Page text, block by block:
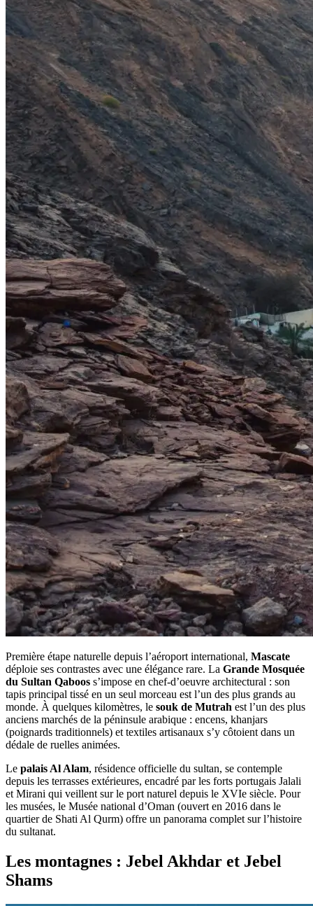
Première étape naturelle depuis l’aéroport international, Mascate
déploie ses contrastes avec une élégance rare. La Grande Mosquée
du Sultan Qaboos s’impose en chef-d’oeuvre architectural : son
tapis principal tissé en un seul morceau est l’un des plus grands au
monde. À quelques kilomètres, le souk de Mutrah est l’un des plus
anciens marchés de la péninsule arabique : encens, khanjars
(poignards traditionnels) et textiles artisanaux s’y côtoient dans un
dédale de ruelles animées.
Le palais Al Alam, résidence officielle du sultan, se contemple
depuis les terrasses extérieures, encadré par les forts portugais Jalali
et Mirani qui veillent sur le port naturel depuis le XVIe siècle. Pour
les musées, le Musée national d’Oman (ouvert en 2016 dans le
quartier de Shati Al Qurm) offre un panorama complet sur l’histoire
du sultanat.
Les montagnes : Jebel Akhdar et Jebel
Shams